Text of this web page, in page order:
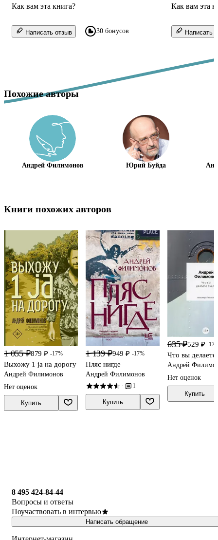
Как вам эта книга?
Написать отзыв 30 бонусов
Как вам эта
Написать
Похожие авторы
Андрей Филимонов Юрий Буйда
Книги похожих авторов
1 055 ₽879 ₽ -17%
Выхожу 1 ja на дорогу
Андрей Филимонов
Нет оценок
Купить
1 139 ₽949 ₽ -17%
Пляс нигде
Андрей Филимонов
· 1
Купить
635 ₽529 ₽ -
Что вы делаете
Андрей
Нет оценок
Купить
8 495 424-84-44
Вопросы и ответы
Поучаствовать в интервью
Написать обращение